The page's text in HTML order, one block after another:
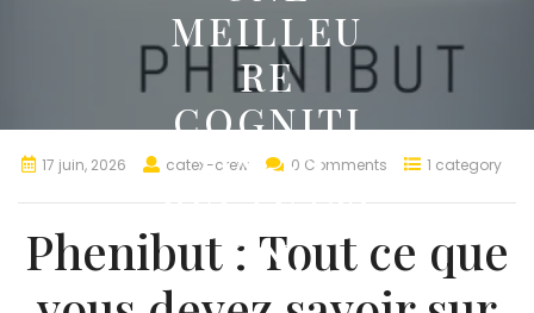
MEILLEU
RE
COGNITI
ON ET
RELAXATI
ON.
17 juin, 2026 catex-crew 0 Comments 1 category
Phenibut : Tout ce que